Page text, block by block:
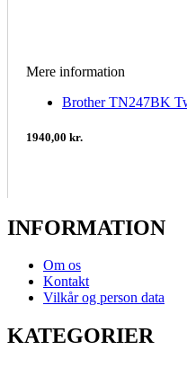
Mere information
Brother TN247BK
1940,00 kr.
INFORMATION
Om os
Kontakt
Vilkår og person data
KATEGORIER